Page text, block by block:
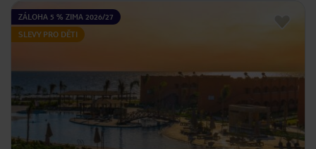
ZÁLOHA 5 % ZIMA 2026/27
SLEVY PRO DĚTI